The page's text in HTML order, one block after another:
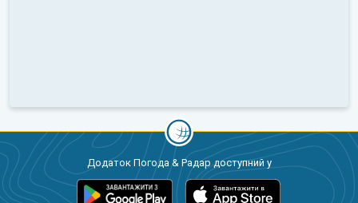
Додаток Погода & Радар доступний у